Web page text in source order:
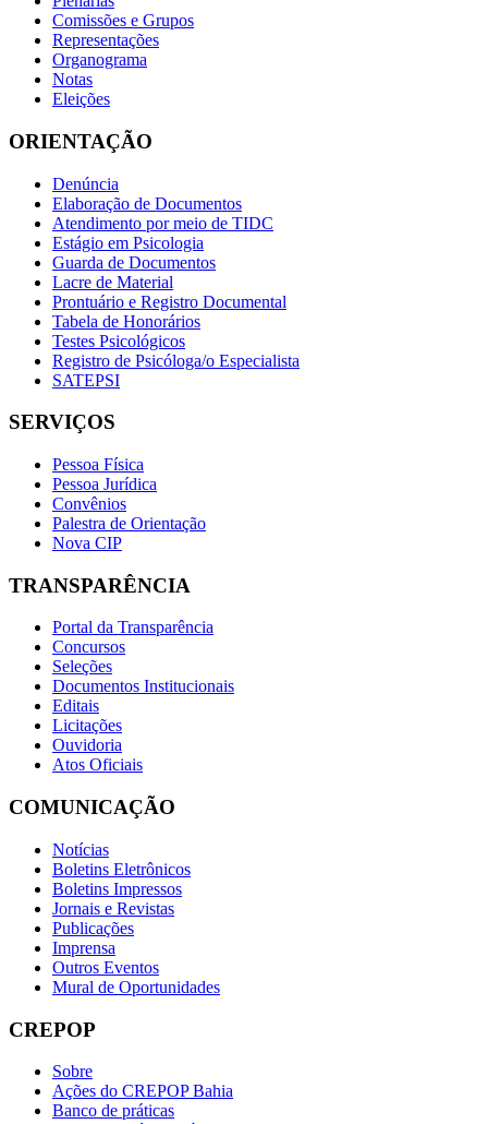
Comissões e Grupos
Representações
Organograma
Notas
Eleições
ORIENTAÇÃO
Denúncia
Elaboração de Documentos
Atendimento por meio de TIDC
Estágio em Psicologia
Guarda de Documentos
Lacre de Material
Prontuário e Registro Documental
Tabela de Honorários
Testes Psicológicos
Registro de Psicóloga/o Especialista
SATEPSI
SERVIÇOS
Pessoa Física
Pessoa Jurídica
Convênios
Palestra de Orientação
Nova CIP
TRANSPARÊNCIA
Portal da Transparência
Concursos
Seleções
Documentos Institucionais
Editais
Licitações
Ouvidoria
Atos Oficiais
COMUNICAÇÃO
Notícias
Boletins Eletrônicos
Boletins Impressos
Jornais e Revistas
Publicações
Imprensa
Outros Eventos
Mural de Oportunidades
CREPOP
Sobre
Ações do CREPOP Bahia
Banco de práticas